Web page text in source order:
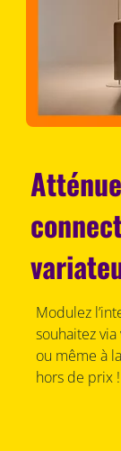
Modulez
souhaitez
ou même à
hors de prix !